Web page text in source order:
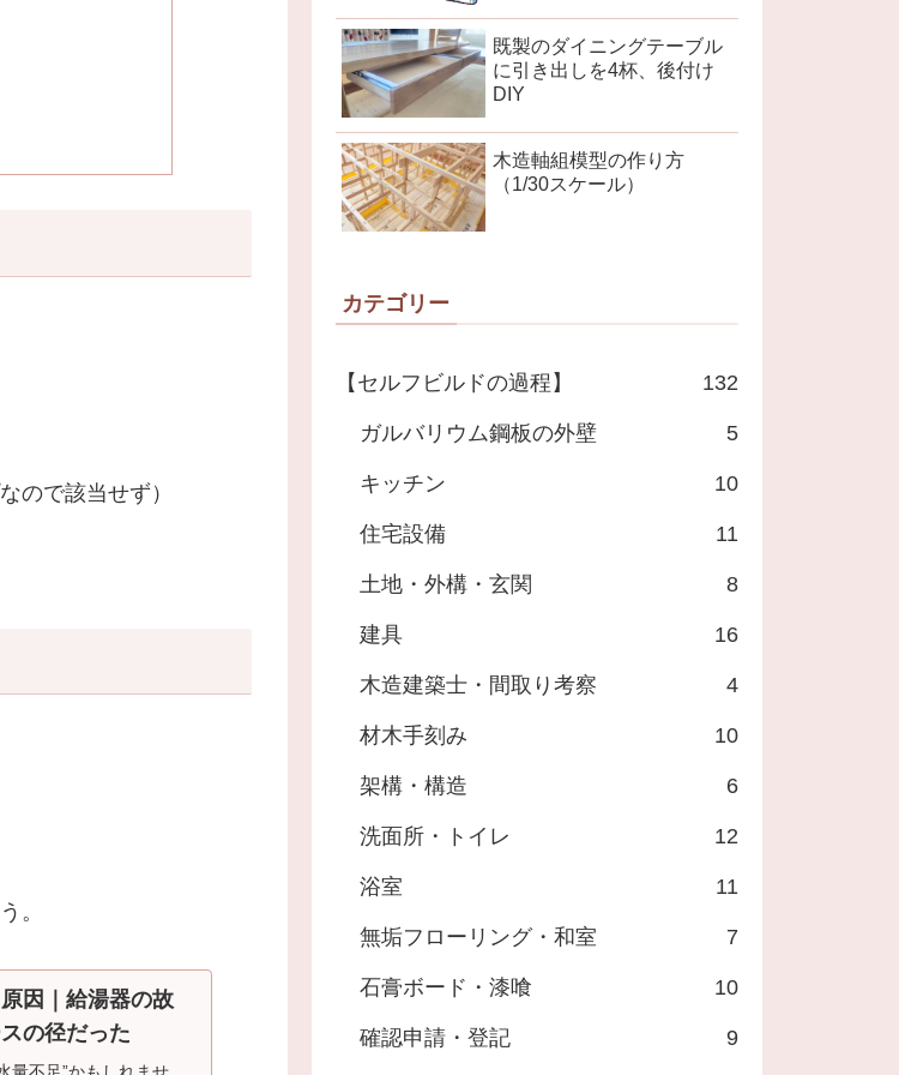
ので該当せず）
。
因｜給湯器の故
スの径だった
量不足”かもしれませ
既製のダイニングテーブル
に引き出しを4杯、後付け
DIY
木造軸組模型の作り方
（1/30スケール）
カテゴリー
【セルフビルドの過程】 132
ガルバリウム鋼板の外壁 5
キッチン 10
住宅設備 11
土地・外構・玄関 8
建具 16
木造建築士・間取り考察 4
材木手刻み 10
架構・構造 6
洗面所・トイレ 12
浴室 11
無垢フローリング・和室 7
石膏ボード・漆喰 10
確認申請・登記 9